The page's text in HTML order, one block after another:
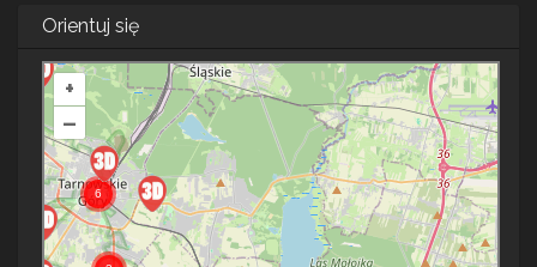
Orientuj się
+
–